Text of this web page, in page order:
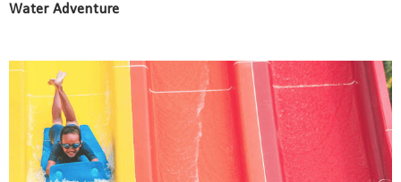
Water Adventure